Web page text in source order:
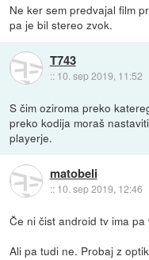
Ne ker sem predvajal film
pa je bil stereo zvok.
T743
:: 10. sep 2019, 11:52
S čim oziroma preko
preko kodija moraš
playerje.
matobeli
:: 10. sep 2019, 12:46
Če ni čist android tv ima
Ali pa tudi ne. Probaj z